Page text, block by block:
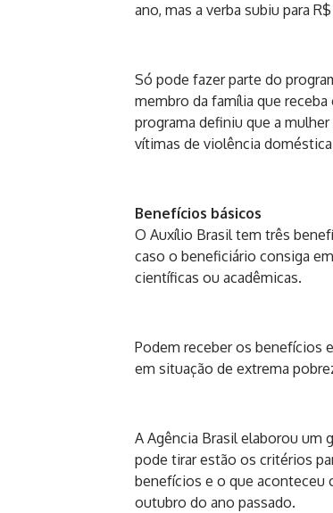
ano, mas a verba subiu para
Só pode fazer parte do
membro da família que
programa definiu que a
vítimas de violência
Benefícios básicos
O Auxílio Brasil tem três
caso o beneficiário consiga
científicas ou acadêmicas.
Podem receber os benefícios
em situação de extrema
A Agência Brasil elaborou um
pode tirar estão os critérios
benefícios e o que aconteceu
outubro do ano passado.